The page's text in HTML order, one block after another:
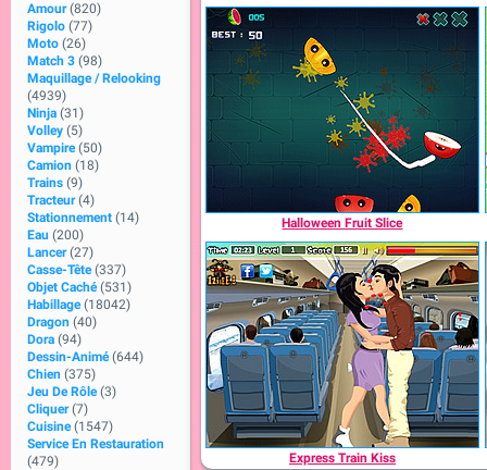
Amour (820)
Rigolo (77)
Moto (26)
Match 3 (98)
Maquillage / Relooking
(4939)
Ninja (31)
Volley (5)
Vampire (50)
Camion (18)
Trains (9)
Tracteur (4)
Stationnement (14)
Eau (200)
Lancer (27)
Casse-Tête (337)
Objet Caché (531)
Habillage (18042)
Dragon (40)
Dora (94)
Dessin-Animé (644)
Chien (375)
Jeu De Rôle (3)
Cliquer (7)
Cuisine (1547)
Service En Restauration
(479)
Halloween Fruit Slice
Express Train Kiss